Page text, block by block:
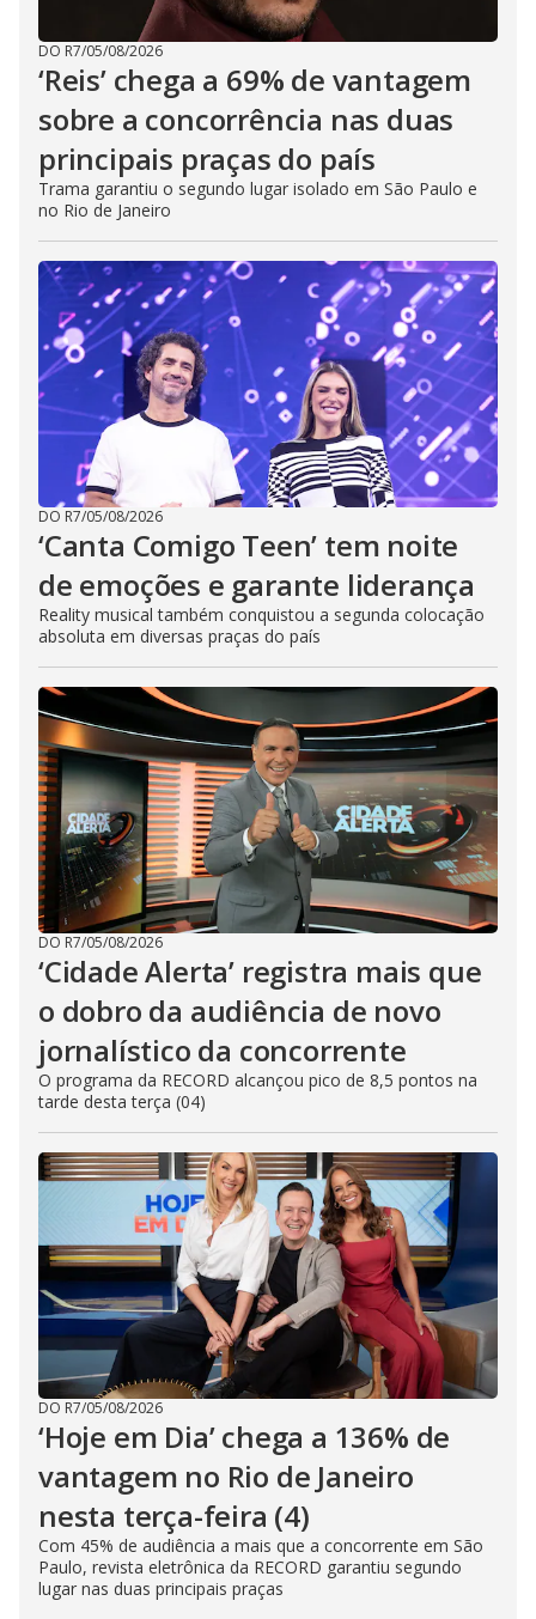
DO R7/05/08/2026
‘Reis’ chega a 69% de vantagem
sobre a concorrência nas duas
principais praças do país
Trama garantiu o segundo lugar isolado em São Paulo e
no Rio de Janeiro
DO R7/05/08/2026
‘Canta Comigo Teen’ tem noite
de emoções e garante liderança
Reality musical também conquistou a segunda colocação
absoluta em diversas praças do país
DO R7/05/08/2026
‘Cidade Alerta’ registra mais que
o dobro da audiência de novo
jornalístico da concorrente
O programa da RECORD alcançou pico de 8,5 pontos na
tarde desta terça (04)
DO R7/05/08/2026
‘Hoje em Dia’ chega a 136% de
vantagem no Rio de Janeiro
nesta terça-feira (4)
Com 45% de audiência a mais que a concorrente em São
Paulo, revista eletrônica da RECORD garantiu segundo
lugar nas duas principais praças